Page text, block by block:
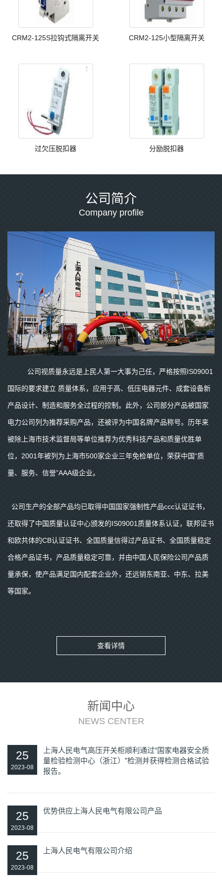
CRM2-125S拉钩式隔离开关 CRM2-125小型隔离开关
过欠压脱扣器 分励脱扣器
公司简介
Company profile
公司视质量永远是上民人第一大事为己任，严格按照IS09001
国际的要求建立 质量体系，应用于高、低压电器元件、成套设备新
产品设计、制造和服务全过程的控制。此外，公司部分产品被国家
电力公司列为推荐采购产品，还被评为中国名牌产品称号。历年来
被除上海市技术监督局等单位推荐为优秀科技产品和质量优胜单
位，2001年被列为上海市500家企业三年免检单位，荣获中国“质
量、服务、信誉”AAA级企业。
公司生产的全部产品均已取得中国国家强制性产品ccc认证证书，
还取得了中国质量认证中心颁发的IS09001质量体系认证，联邦证书
和欧共体的CB认证证书、全国质量信得过产品证书、全国质量稳定
合格产品证书，产品质量稳定可靠，并由中国人民保险公司产品质
量承保，使产品满足国内配套企业外，还远销东南亚、中东、拉美
等国家。
查看详情
新闻中心
NEWS CENTER
25
2023-08
上海人民电气高压开关柜顺利通过“国家电器安全质
量检验检测中心（浙江）”检测并获得检测合格试验
报告。
25
2023-08
优势供应上海人民电气有限公司产品
25
2023-08
上海人民电气有限公司介绍